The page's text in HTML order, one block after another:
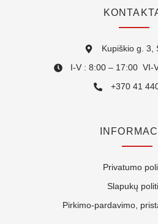
Kupiškio g. 3,
I-V : 8:00 – 17:00 VI-
+370 41
Privatumo
Slapukų
Pirkimo-pardavimo,